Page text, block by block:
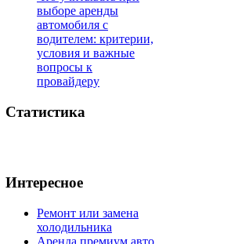
выборе аренды
автомобиля с
водителем: критерии,
условия и важные
вопросы к
провайдеру
Статистика
Интересное
Ремонт или замена
холодильника